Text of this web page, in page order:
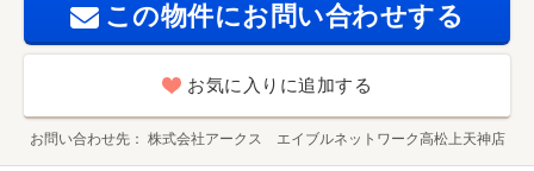
この物件にお問い合わせする
お気に入りに追加する
お問い合わせ先 株式会社アークス エイブルネットワーク高松上天神店